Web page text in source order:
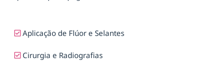
Aplicação de Flúor e Selantes
Cirurgia e Radiografias